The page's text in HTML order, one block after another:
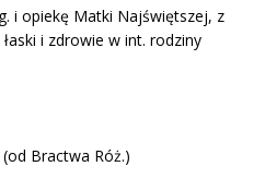
i opiekę Matki Najświętszej, z
i zdrowie w int. rodziny
(od Bractwa Róż.)